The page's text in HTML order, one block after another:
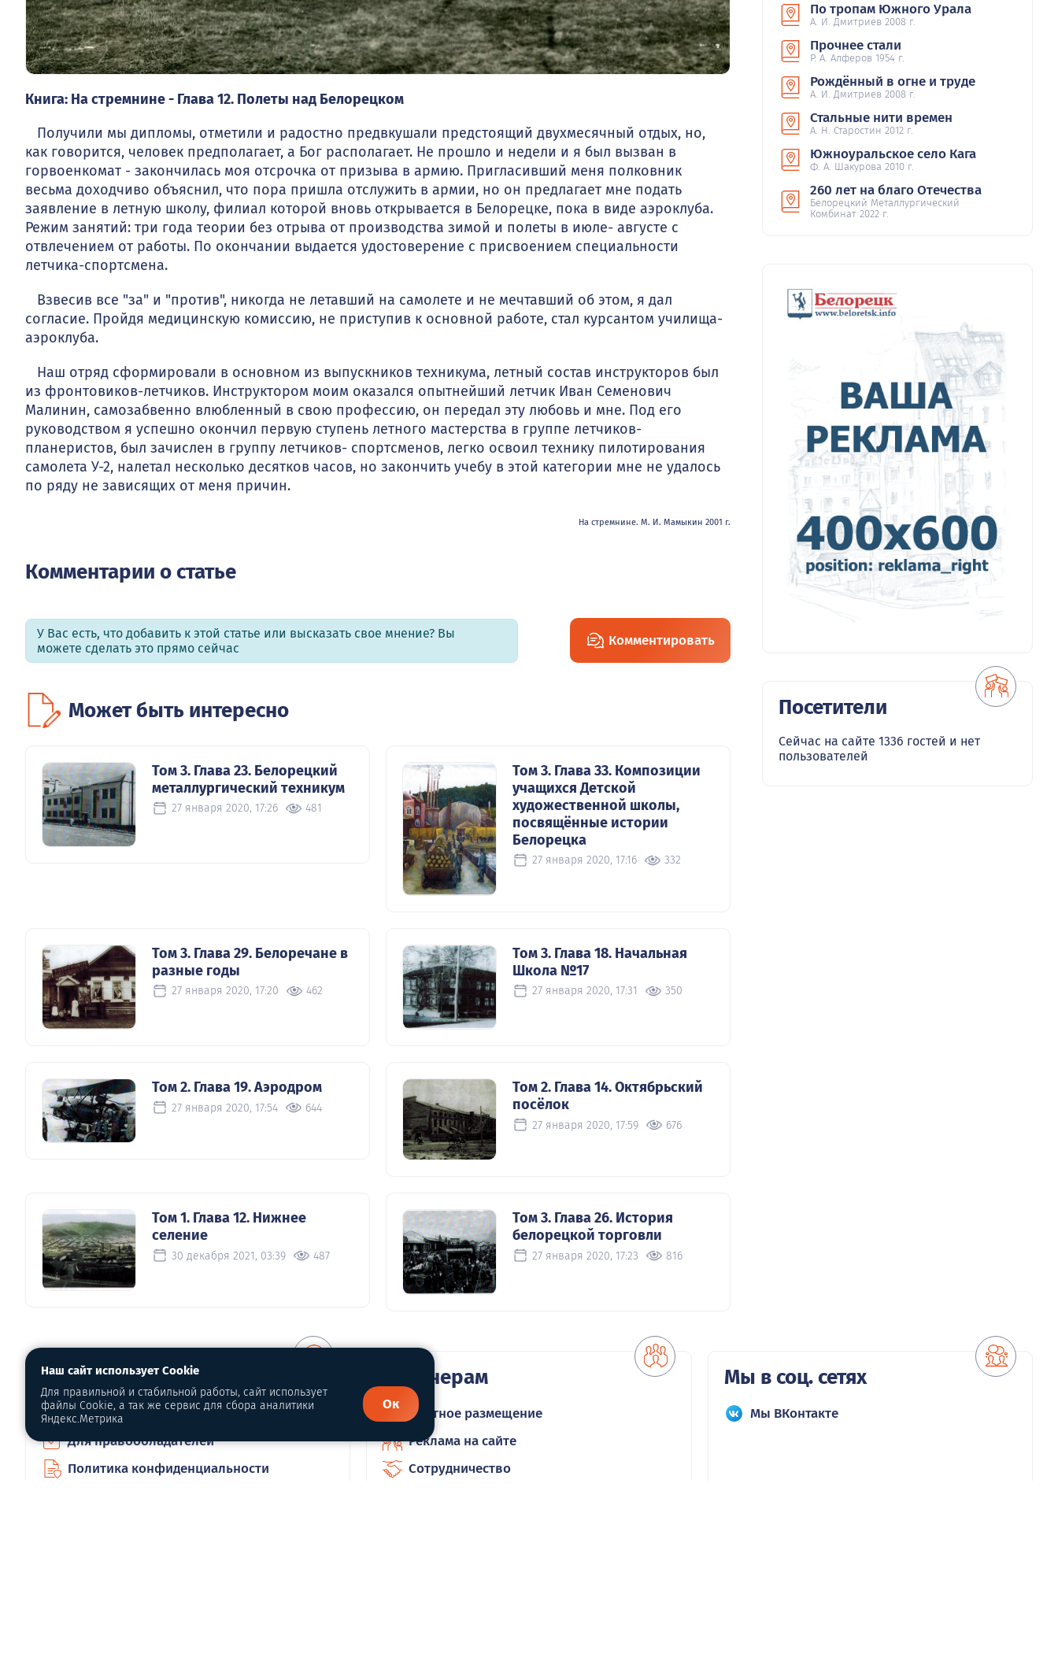
Книга: На стремнине - Глава 12. Полеты над Белорецком
Получили мы дипломы, отметили и радостно предвкушали пред­стоящий двухмесячный отдых, но,
как говорится, человек предполагает, а Бог располагает. Не прошло и недели и я был вызван в
горвоенкомат - за­кончилась моя отсрочка от призыва в армию. Пригласивший меня пол­ковник
весьма доходчиво объяснил, что пора пришла отслужить в армии, но он предлагает мне подать
заявление в летную школу, филиал которой вновь открывается в Белорецке, пока в виде аэроклуба.
Режим занятий: три года теории без отрыва от производства зимой и полеты в июле- августе с
отвлечением от работы. По окончании выдается удостоверение с присвоением специальности
летчика-спортсмена.
Взвесив все "за" и "против", никогда не летавший на самолете и не мечтавший об этом, я дал
согласие. Пройдя медицинскую комиссию, не приступив к основной работе, стал курсантом училища-
аэроклуба.
Наш отряд сформировали в основном из выпускников техникума, летный состав инструкторов был
из фронтовиков-летчиков. Инструкто­ром моим оказался опытнейший летчик Иван Семенович
Малинин, само­забвенно влюбленный в свою профессию, он передал эту любовь и мне. Под его
руководством я успешно окончил первую ступень летного мас­терства в группе летчиков-
планеристов, был зачислен в группу летчиков- спортсменов, легко освоил технику пилотирования
самолета У-2, налетал несколько десятков часов, но закончить учебу в этой категории мне не удалось
по ряду не зависящих от меня причин.
На стремнине. М. И. Мамыкин 2001 г.
Комментарии о статье
У Вас есть, что добавить к этой статье или высказать свое мнение? Вы
можете сделать это прямо сейчас
Комментировать
Может быть интересно
Том 3. Глава 23. Белорецкий
металлургический техникум
27 января 2020, 17:26 481
Том 3. Глава 33. Композиции
учащихся Детской
художественной школы,
посвящённые истории
Белорецка
27 января 2020, 17:16 332
Том 3. Глава 29. Белоречане в
разные годы
27 января 2020, 17:20 462
Том 3. Глава 18. Начальная
Школа №17
27 января 2020, 17:31 350
Том 2. Глава 19. Аэродром
27 января 2020, 17:54 644
Том 2. Глава 14. Октябрьский
посёлок
27 января 2020, 17:59 676
Том 1. Глава 12. Нижнее
селение
30 декабря 2021, 03:39 487
Том 3. Глава 26. История
белорецкой торговли
27 января 2020, 17:23 816
По тропам Южного Урала
А. И. Дмитриев 2008 г.
Прочнее стали
Р. А. Алферов 1954 г.
Рождённый в огне и труде
А. И. Дмитриев 2008 г.
Стальные нити времен
А. Н. Старостин 2012 г.
Южноуральское село Кага
Ф. А. Шакурова 2010 г.
260 лет на благо Отечества
Белорецкий Металлургический
Комбинат 2022 г.
Посетители
Сейчас на сайте 1336 гостей и нет
пользователей
О портале
О нас
Для правообладателей
Политика конфиденциальности
Партнерам
Платное размещение
Реклама на сайте
Сотрудничество
Мы в соц. сетях
Мы ВКонтакте
Наш сайт использует Cookie
Для правильной и стабильной работы, сайт использует
файлы Cookie, а так же сервис для сбора аналитики
Яндекс.Метрика
Ок